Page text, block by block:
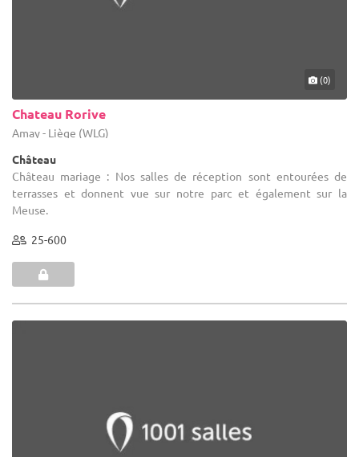
(0)
Chateau Rorive
Amay - Liège (WLG)
Château
Château mariage : Nos salles de réception sont entourées de
terrasses et donnent vue sur notre parc et également sur la
Meuse.
25-600